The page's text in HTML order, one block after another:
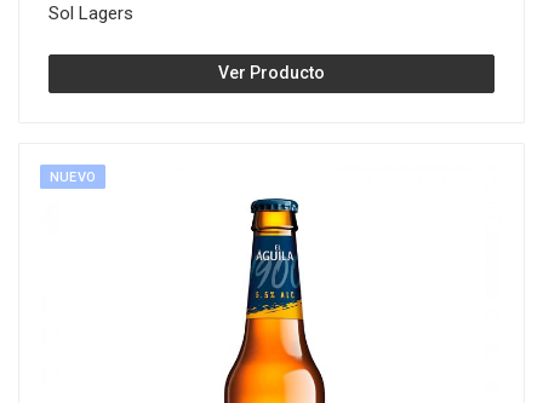
Sol Lagers
Ver Producto
NUEVO